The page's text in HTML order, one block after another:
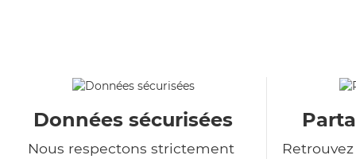
Données sécurisées
Nous respectons strictement